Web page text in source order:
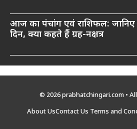
आज का पंचांग एवं राशिफल:
दिन, क्या कहते हैं ग्रह-नक्षत्र
© 2026 prabhatchingari.com •
About UsContact Us Terms and